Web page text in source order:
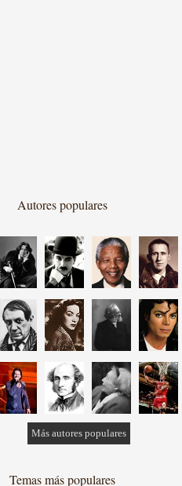
Autores populares
Más autores populares
Temas más populares